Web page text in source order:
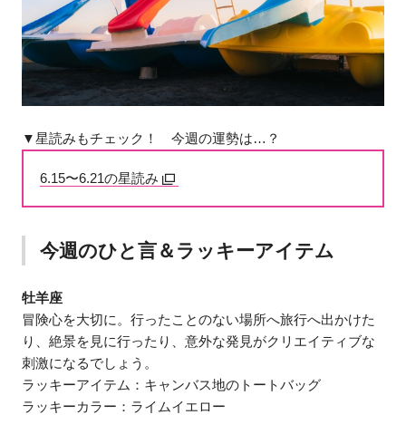
▼星読みもチェック！ 今週の運勢は…？
6.15〜6.21の星読み
今週のひと言＆ラッキーアイテム
牡羊座
冒険心を大切に。行ったことのない場所へ旅行へ出かけた
り、絶景を見に行ったり、意外な発見がクリエイティブな
刺激になるでしょう。
ラッキーアイテム：キャンバス地のトートバッグ
ラッキーカラー：ライムイエロー